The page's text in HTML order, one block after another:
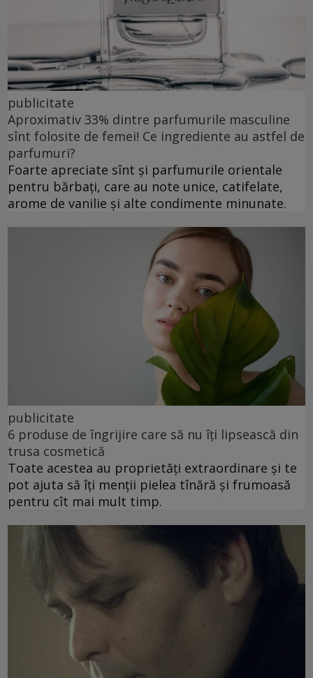
publicitate
Aproximativ 33% dintre parfumurile masculine
sînt folosite de femei! Ce ingrediente au astfel de
parfumuri?
Foarte apreciate sînt și parfumurile orientale
pentru bărbați, care au note unice, catifelate,
arome de vanilie și alte condimente minunate.
publicitate
6 produse de îngrijire care să nu îți lipsească din
trusa cosmetică
Toate acestea au proprietăți extraordinare și te
pot ajuta să îți menții pielea tînără și frumoasă
pentru cît mai mult timp.